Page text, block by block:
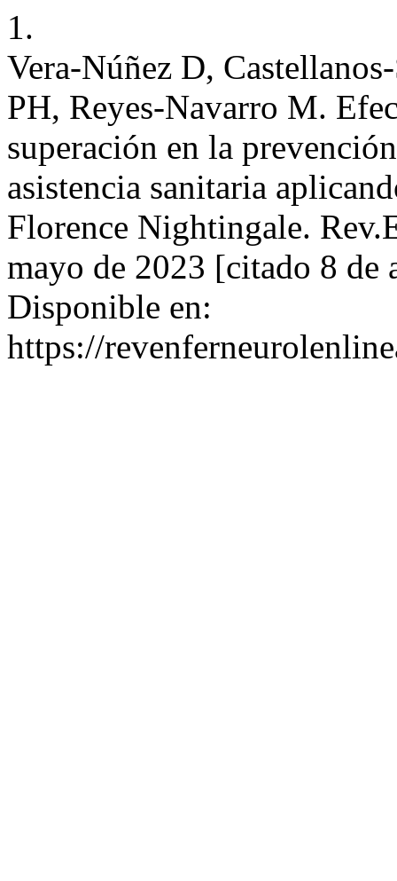
1.
Vera-Núñez D,
PH, Reyes-Navarro M.
superación en la
asistencia sanitaria
Florence Nightingale.
mayo de 2023 [citado 8
Disponible en:
https://